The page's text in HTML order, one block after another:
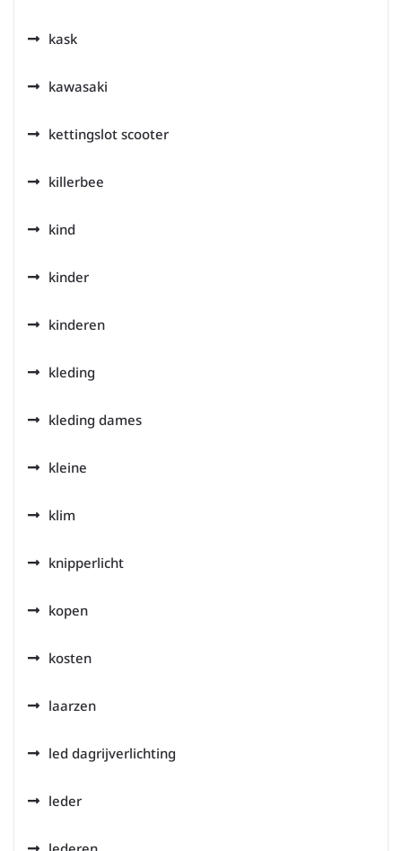
kask
kawasaki
kettingslot scooter
killerbee
kind
kinder
kinderen
kleding
kleding dames
kleine
klim
knipperlicht
kopen
kosten
laarzen
led dagrijverlichting
leder